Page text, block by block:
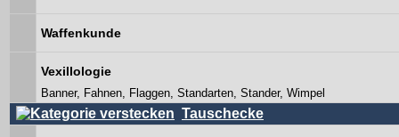
Waffenkunde
Vexillologie
Banner, Fahnen, Flaggen, Standarten, Stander, Wimpel
Tauschecke